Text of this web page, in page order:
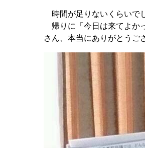
時間が足りないくらいで
帰りに「今日は来てよか
さん、本当にありがとうご